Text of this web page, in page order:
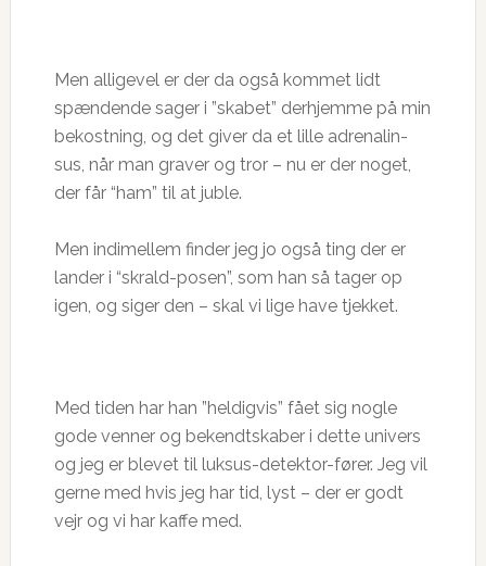
Men alligevel er der da også kommet lidt
spændende sager i ”skabet” derhjemme på min
bekostning, og det giver da et lille adrenalin-
sus, når man graver og tror – nu er der noget,
der får “ham” til at juble.
Men indimellem finder jeg jo også ting der er
lander i “skrald-posen”, som han så tager op
igen, og siger den – skal vi lige have tjekket.
Med tiden har han ”heldigvis” fået sig nogle
gode venner og bekendtskaber i dette univers
og jeg er blevet til luksus-detektor-fører. Jeg vil
gerne med hvis jeg har tid, lyst – der er godt
vejr og vi har kaffe med.